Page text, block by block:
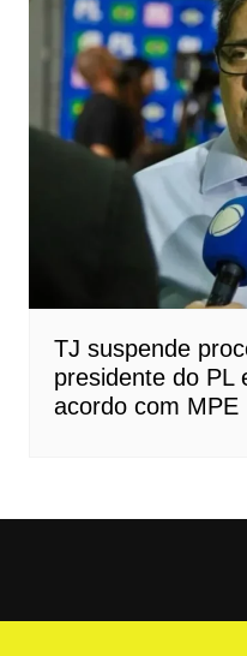
TJ suspende
presidente do PL
acordo com MPE